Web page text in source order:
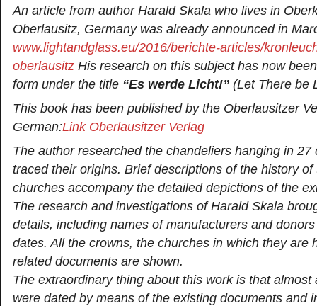
An article from author Harald Skala who lives in
Oberlausitz, Germany was already announced in
www.lightandglass.eu/2016/berichte-articles/
oberlausitz His research on this subject has now
form under the title “Es werde Licht!” (Let There be
This book has been published by the Oberlausitzer
German:Link Oberlausitzer Verlag
The author researched the chandeliers hanging in 27
traced their origins. Brief descriptions of the history of
churches accompany the detailed depictions of the
The research and investigations of Harald Skala
details, including names of manufacturers and
dates. All the crowns, the churches in which they are
related documents are shown.
The extraordinary thing about this work is that almost
were dated by means of the existing documents and